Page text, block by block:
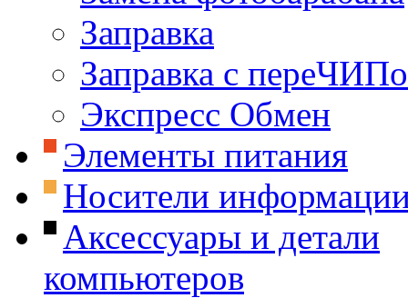
Заправка
Заправка с
Экспресс Обмен
Элементы питания
Носители
Аксессуары и детали
компьютеров